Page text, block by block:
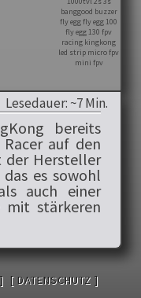
Lesedauer: ~7 Min.
bereits
auf den
der Hersteller
es sowohl
auch einer
mit stärkeren
[ DATENSCHUTZ ]